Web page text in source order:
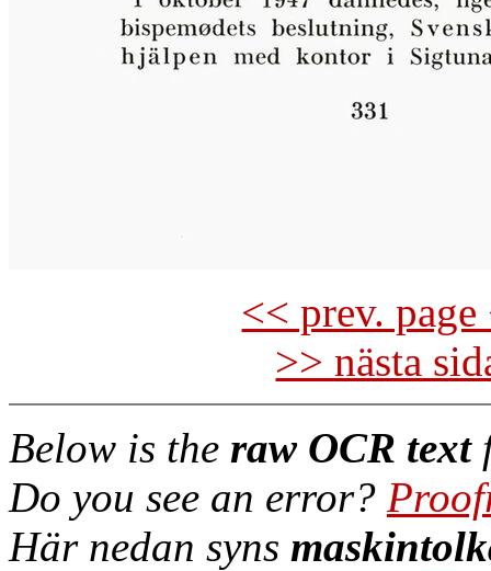
<< prev.
>> nästa
Below is the raw OCR text
Do you see an error?
Här nedan syns